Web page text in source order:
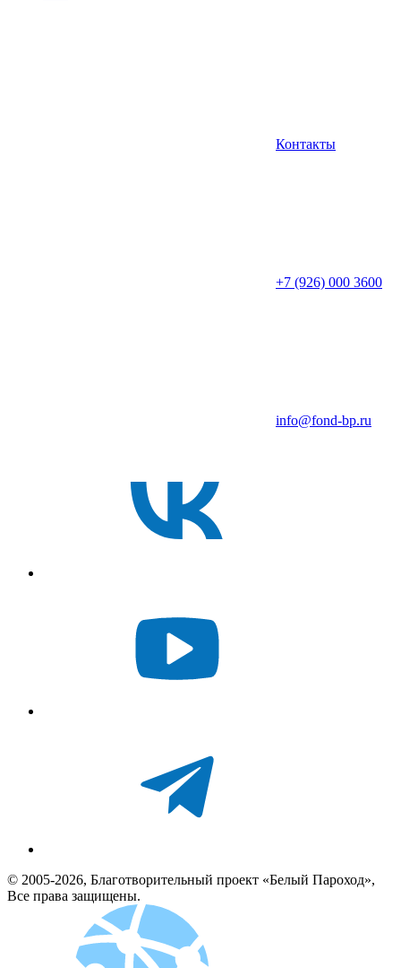
Контакты
+7 (926) 000 3600
info@fond-bp.ru
© 2005-2026, Благотворительный проект «Белый Пароход»,
Все права защищены.